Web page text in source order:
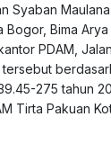
Syaban
Bima Arya
PDAM,
275 tahun
Tirta Pakuan